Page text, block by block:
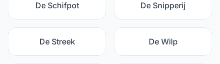
De Schifpot De Snipperij
De Streek De Wilp